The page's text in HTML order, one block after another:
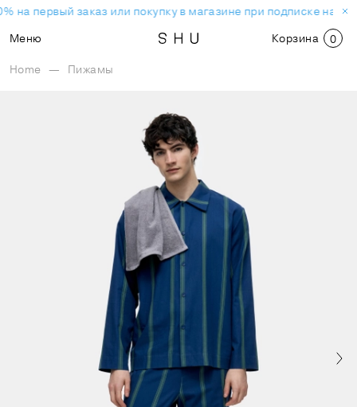
на первый заказ или покупку в магазине при подписке на
Меню
Корзина 0
Home — Пижамы